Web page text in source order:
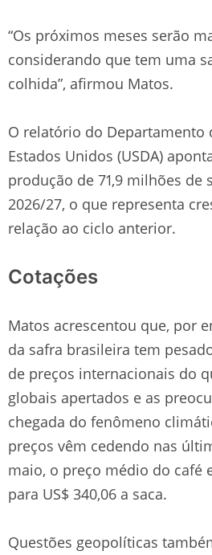
“Os próximos meses serão
considerando que tem uma
colhida”, afirmou Matos.
O relatório do Departamento
Estados Unidos (USDA)
produção de 71,9 milhões de
2026/27, o que representa
relação ao ciclo anterior.
Cotações
Matos acrescentou que, por
da safra brasileira tem
de preços internacionais do
globais apertados e as
chegada do fenômeno
preços vêm cedendo nas
maio, o preço médio do café
para US$ 340,06 a saca.
Questões geopolíticas